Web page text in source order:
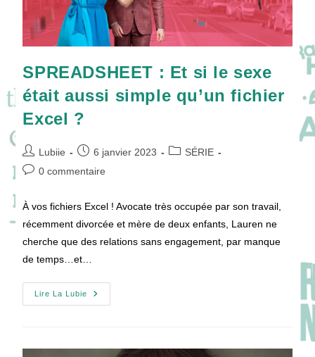
SPREADSHEET : Et si le sexe
était aussi simple qu’un fichier
Excel ?
Auteur/autrice
de
Lubiie
Publication
publiée :
6 janvier 2023
PostSÉRIE
Commentaires
la
0 commentaire
À vos fichiers Excel ! Avocate très occupée par son travail,
récemment divorcée et mère de deux enfants, Lauren ne
cherche que des relations sans engagement, par manque
de temps…et…
Lire La Lubie
SPREADSHEET
: